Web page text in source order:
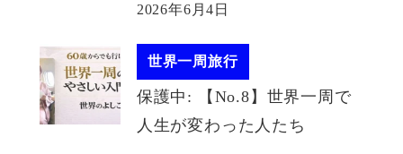
2026年6月4日
世界一周旅行
保護中: 【No.8】世界一周で
人生が変わった人たち